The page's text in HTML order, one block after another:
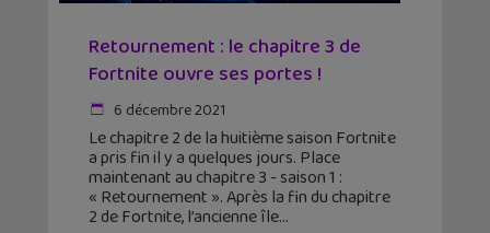
Retournement : le chapitre 3 de
Fortnite ouvre ses portes !
6 décembre 2021
Le chapitre 2 de la huitième saison Fortnite
a pris fin il y a quelques jours. Place
maintenant au chapitre 3 - saison 1 :
« Retournement ». Après la fin du chapitre
2 de Fortnite, l’ancienne île